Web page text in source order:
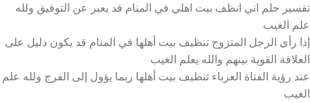
تفسير حلم اني انظف بيت اهلي في المنام قد يعبر عن التوفيق ولله
علم الغيب
إذا رأى الرجل المتزوج تنظيف بيت أهلها في المنام قد يكون دليل على
العلاقة القوية بينهم والله يعلم الغيب
عند رؤية الفتاة العزباء تنظيف بيت أهلها ربما يؤول إلى الفرج ولله علم
الغيب